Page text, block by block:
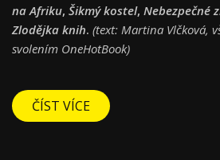
na Afriku, Šikmý kostel, Nebezpečné
Zlodějka knih. (text: Martina Vlčková,
svolením OneHotBook)
ČÍST VÍCE